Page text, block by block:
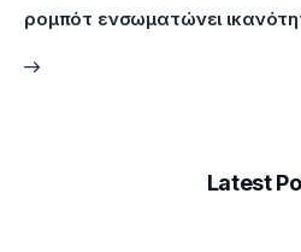
ρομπότ ενσωματώνει
Latest